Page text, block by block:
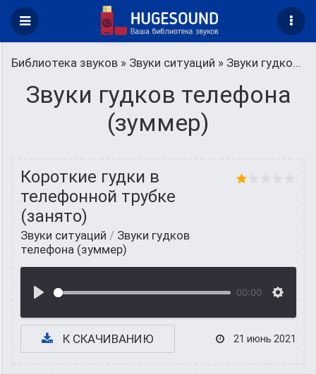
Библиотека звуков » Звуки ситуаций » Звуки гудков телефона (зуммер)
Звуки гудков телефона
(зуммер)
Короткие гудки в
телефонной трубке
(занято)
Звуки ситуаций / Звуки гудков
телефона (зуммер)
00:00
К СКАЧИВАНИЮ 21 июнь 2021